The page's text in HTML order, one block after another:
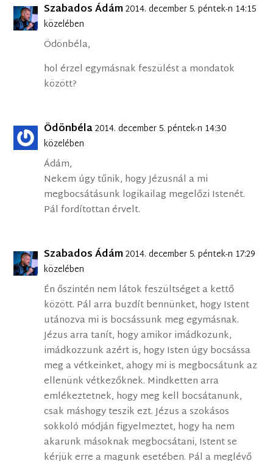
Szabados Ádám2014. december 5. péntek-n 14:15
közelében
Ödönbéla,
hol érzel egymásnak feszülést a mondatok
között?
Ödönbéla2014. december 5. péntek-n 14:30
közelében
Ádám,
Nekem úgy tűnik, hogy Jézusnál a mi
megbocsátásunk logikailag megelőzi Istenét.
Pál fordítottan érvelt.
Szabados Ádám2014. december 5. péntek-n 17:29
közelében
Én őszintén nem látok feszültséget a kettő
között. Pál arra buzdít bennünket, hogy Istent
utánozva mi is bocsássunk meg egymásnak.
Jézus arra tanít, hogy amikor imádkozunk,
imádkozzunk azért is, hogy Isten úgy bocsássa
meg a vétkeinket, ahogy mi is megbocsátunk az
ellenünk vétkezőknek. Mindketten arra
emlékeztetnek, hogy meg kell bocsátanunk,
csak máshogy teszik ezt. Jézus a szokásos
sokkoló módján figyelmeztet, hogy ha nem
akarunk másoknak megbocsátani, Istent se